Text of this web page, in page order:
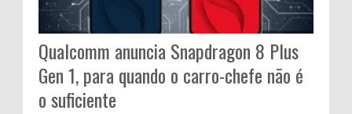
Qualcomm anuncia Snapdragon 8 Plus
Gen 1, para quando o carro-chefe não é
o suficiente